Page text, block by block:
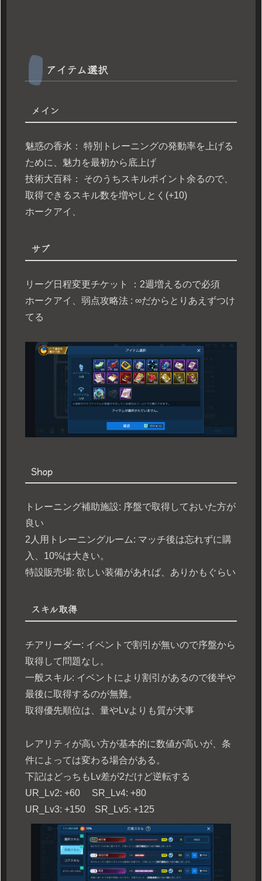
アイテム選択
メイン
魅惑の香水： 特別トレーニングの発動率を上げる
ために、魅力を最初から底上げ
技術大百科： そのうちスキルポイント余るので、
取得できるスキル数を増やしとく(+10)
ホークアイ、
サブ
リーグ日程変更チケット ：2週増えるので必須
ホークアイ、弱点攻略法 : ∞だからとりあえずつけ
てる
Shop
トレーニング補助施設: 序盤で取得しておいた方が
良い
2人用トレーニングルーム: マッチ後は忘れずに購
入、10%は大きい。
特設販売場: 欲しい装備があれば、ありかもぐらい
スキル取得
チアリーダー: イベントで割引が無いので序盤から
取得して問題なし。
一般スキル: イベントにより割引があるので後半や
最後に取得するのが無難。
取得優先順位は、量やLvよりも質が大事
レアリティが高い方が基本的に数値が高いが、条
件によっては変わる場合がある。
下記はどっちもLv差が2だけど逆転する
UR_Lv2: +60 SR_Lv4: +80
UR_Lv3: +150 SR_Lv5: +125